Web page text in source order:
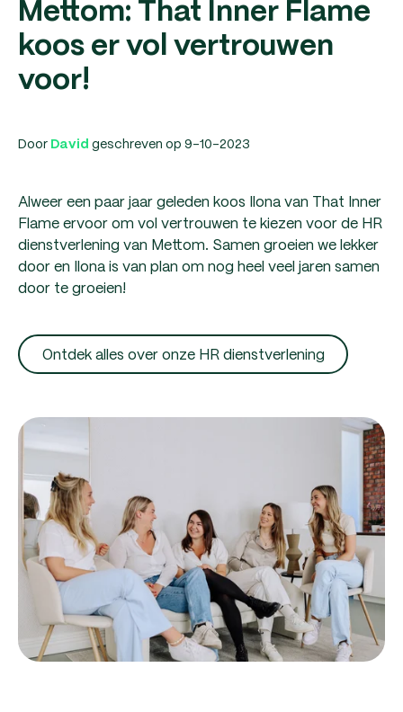
Mettom: That Inner Flame
koos er vol vertrouwen
voor!
Door David geschreven op 9-10-2023
Alweer een paar jaar geleden koos Ilona van That Inner
Flame ervoor om vol vertrouwen te kiezen voor de HR
dienstverlening van Mettom. Samen groeien we lekker
door en Ilona is van plan om nog heel veel jaren samen
door te groeien!
Ontdek alles over onze HR dienstverlening